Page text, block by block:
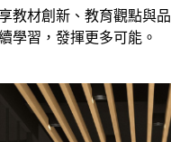
教材創新、教育觀點與品
學習，發揮更多可能。